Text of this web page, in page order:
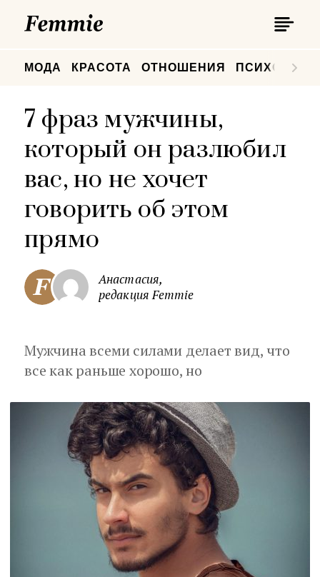
МОДА КРАСОТА ОТНОШЕНИЯ
7 фраз мужчины,
который он разлюбил
вас, но не хочет
говорить об этом
прямо
Анастасия,
редакция Femmie
Мужчина всеми силами делает вид, что
все как раньше хорошо, но